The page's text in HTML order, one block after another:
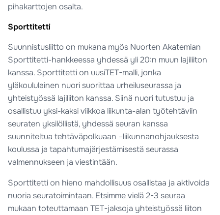
pihakarttojen osalta.
Sporttitetti
Suunnistusliitto on mukana myös Nuorten Akatemian
Sporttitetti-hankkeessa yhdessä yli 20:n muun lajiliiton
kanssa. Sporttitetti on uusiTET-malli, jonka
yläkoululainen nuori suorittaa urheiluseurassa ja
yhteistyössä lajiliiton kanssa. Siinä nuori tutustuu ja
osallistuu yksi-kaksi viikkoa liikunta-alan työtehtäviin
seuraten yksilöllistä, yhdessä seuran kanssa
suunniteltua tehtäväpolkuaan –liikunnanohjauksesta
koulussa ja tapahtumajärjestämisestä seurassa
valmennukseen ja viestintään.
Sporttitetti on hieno mahdollisuus osallistaa ja aktivoida
nuoria seuratoimintaan. Etsimme vielä 2-3 seuraa
mukaan toteuttamaan TET-jaksoja yhteistyössä liiton